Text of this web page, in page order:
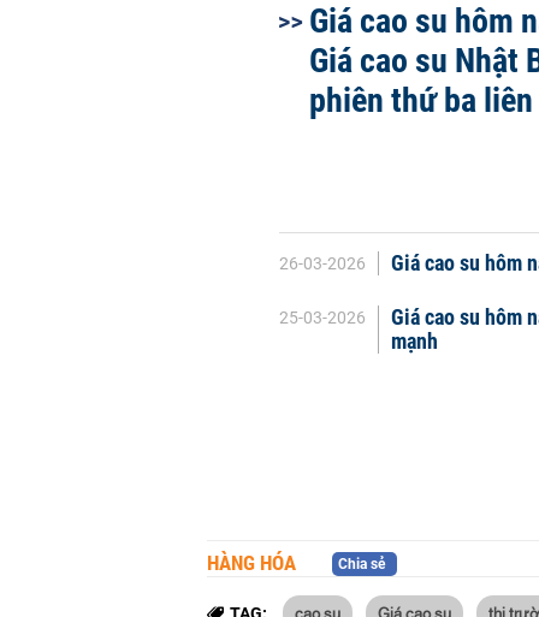
Giá cao su hôm
Giá cao su Nhật
phiên thứ ba
26-03-2026 Giá cao su hôm
25-03-2026
Giá cao su hôm
mạnh
HÀNG HÓA Chia sẻ
cao su Giá cao su thị